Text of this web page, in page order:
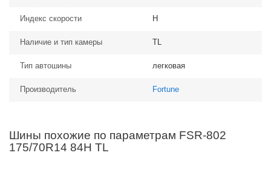
Индекс скорости H
Наличие и тип камеры TL
Тип автошины легковая
Производитель Fortune
Шины похожие по параметрам FSR-802
175/70R14 84H TL